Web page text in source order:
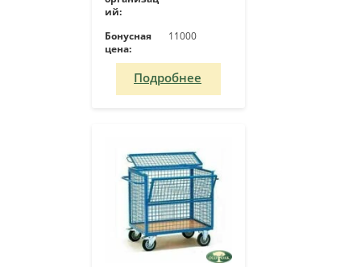
ий:
Бонусная
цена:
11000
Подробнее